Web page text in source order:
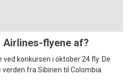
flyene af?
konkursen i oktober 24 fly. De
fra Sibirien til Colombia.